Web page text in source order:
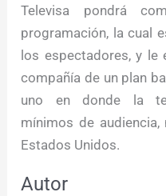
Televisa pondrá
programación, la cual
los espectadores, y le
compañía de un plan
uno en donde la
mínimos de
Estados Unidos.
Autor